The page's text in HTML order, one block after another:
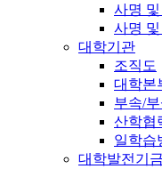
사명
사명
대학기관
조직도
대학본
부속/
산학협
일학습
대학발전기금